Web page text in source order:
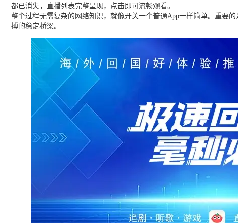
都已消失，直播列表完整呈现，点击即可流畅观看。
整个过程无需复杂的网络知识，就像开关一个普通App一样简单。重要
搏的稳定桥梁。